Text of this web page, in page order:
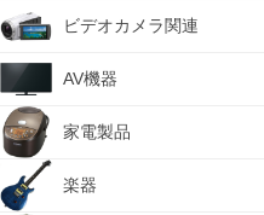
ビデオカメラ関連
AV機器
家電製品
楽器